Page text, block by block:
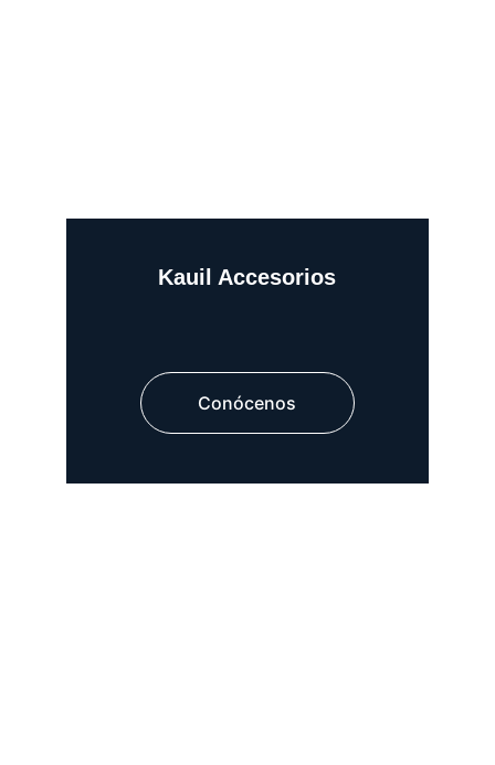
Kauil Accesorios
Conócenos